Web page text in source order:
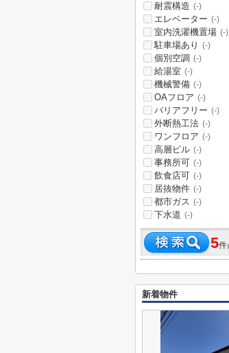
耐震構造 (-)
エレベーター (-)
室内洗濯機置場 (-)
駐車場あり (-)
個別空調 (-)
給湯室 (-)
機械警備 (-)
OAフロア (-)
バリアフリー (-)
外断熱工法 (-)
ワンフロア (-)
高層ビル (-)
事務所可 (-)
飲食店可 (-)
居抜物件 (-)
都市ガス (-)
下水道 (-)
5件
新着物件